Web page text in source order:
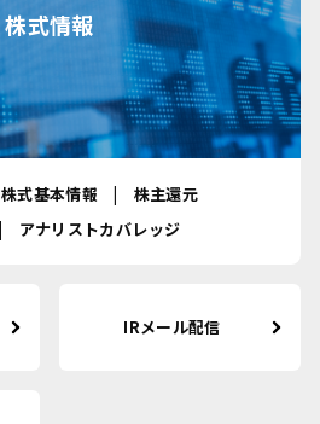
株式情報
株式基本情報
株主還元
アナリストカバレッジ
IRメール配信